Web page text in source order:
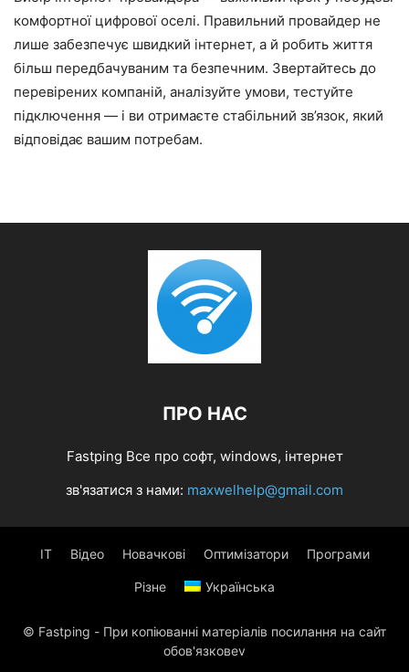
комфортної цифрової оселі. Правильний провайдер не
лише забезпечує швидкий інтернет, а й робить життя
більш передбачуваним та безпечним. Звертайтесь до
перевірених компаній, аналізуйте умови, тестуйте
підключення — і ви отримаєте стабільний зв’язок, який
відповідає вашим потребам.
ПРО НАС
Fastping Все про софт, windows, інтернет
зв'язатися з нами: maxwelhelp@gmail.com
IT Відео Новачкові Оптимізатори Програми
Різне Українська
© Fastping - При копіюванні матеріалів посилання на сайт
обов'язковеv